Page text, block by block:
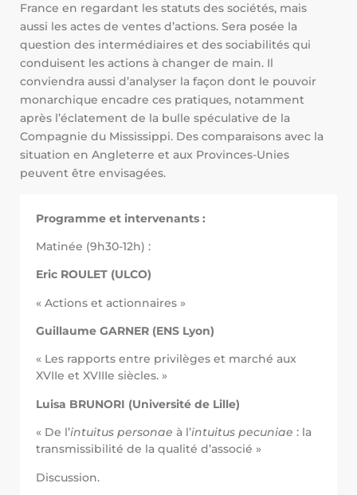
France en regardant les statuts des sociétés, mais
aussi les actes de ventes d’actions. Sera posée la
question des intermédiaires et des sociabilités qui
conduisent les actions à changer de main. Il
conviendra aussi d’analyser la façon dont le pouvoir
monarchique encadre ces pratiques, notamment
après l’éclatement de la bulle spéculative de la
Compagnie du Mississippi. Des comparaisons avec la
situation en Angleterre et aux Provinces-Unies
peuvent être envisagées.
Programme et intervenants :
Matinée (9h30-12h) :
Eric ROULET (ULCO)
« Actions et actionnaires »
Guillaume GARNER (ENS Lyon)
« Les rapports entre privilèges et marché aux
XVIIe et XVIIIe siècles. »
Luisa BRUNORI (Université de Lille)
« De l’intuitus personae à l’intuitus pecuniae : la
transmissibilité de la qualité d’associé »
Discussion.